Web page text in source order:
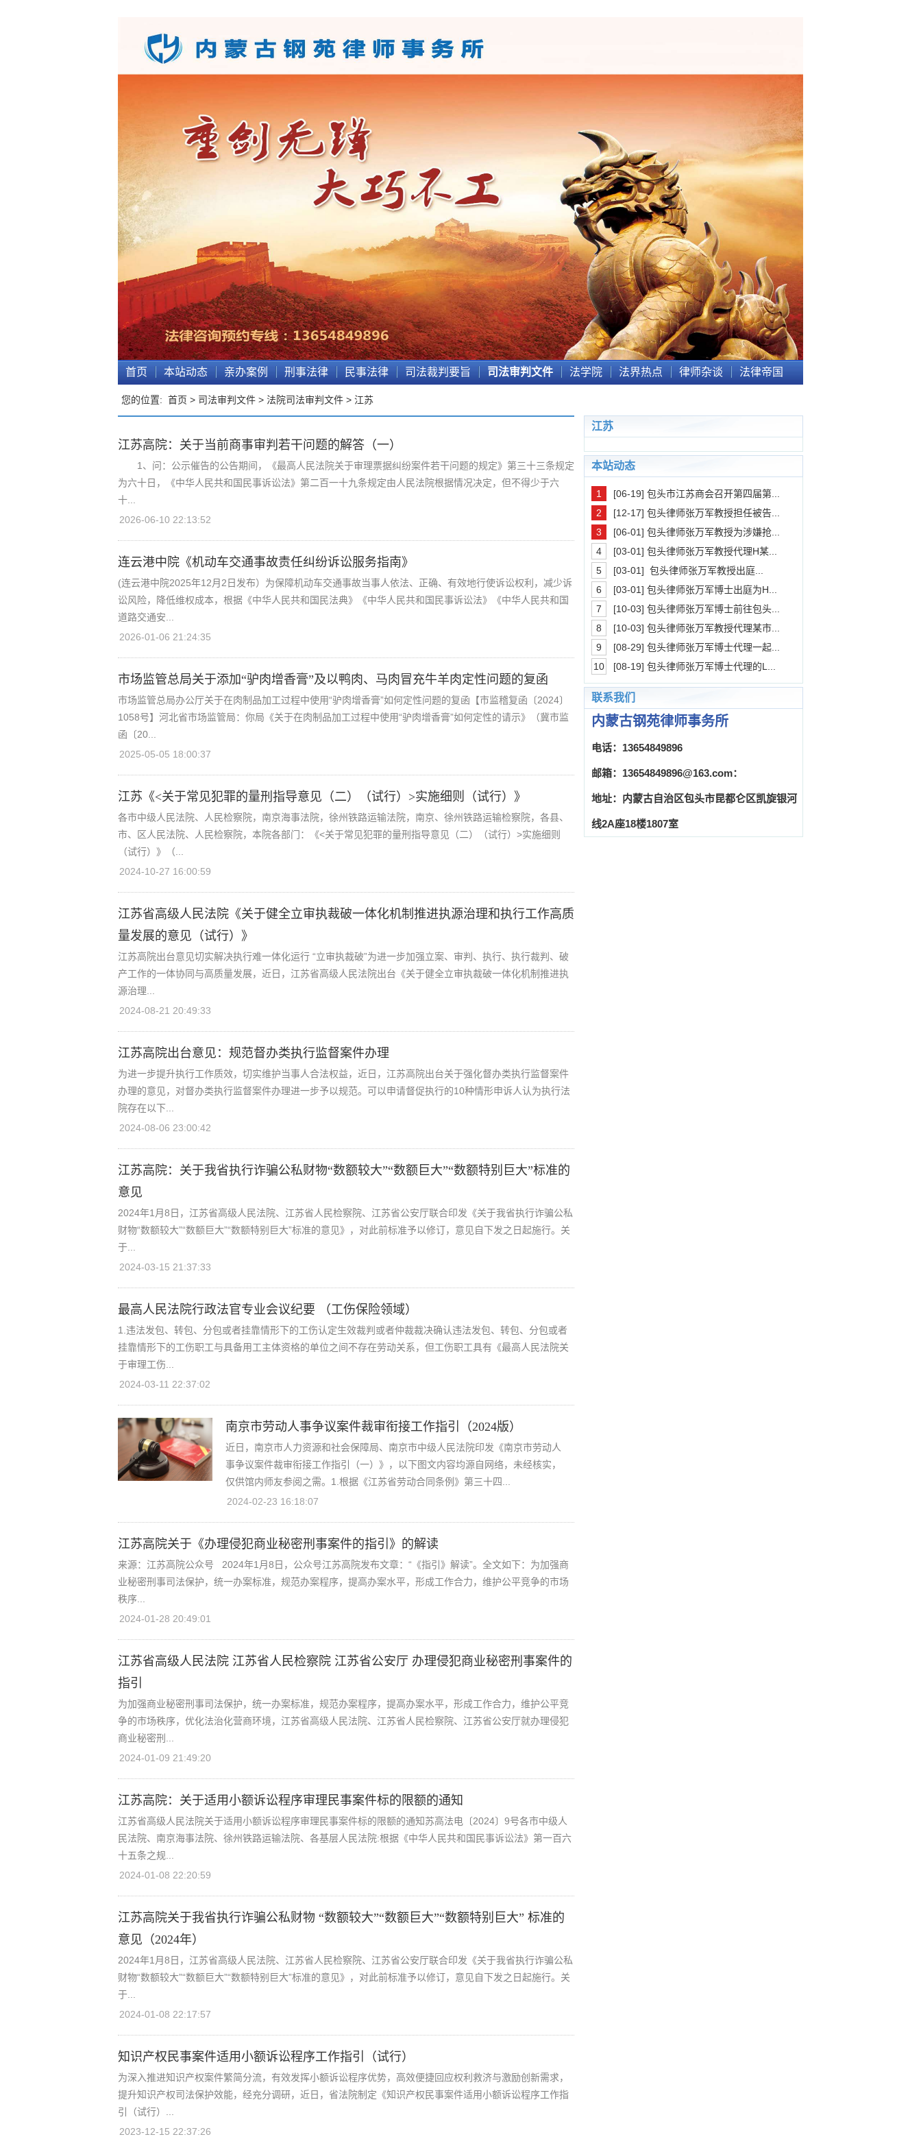
首页 本站动态 亲办案例 刑事法律 民事法律 司法裁判要旨 司法审判文件 法学院 法界热点 律师杂谈 法律帝国
您的位置: 首页 > 司法审判文件 > 法院司法审判文件 > 江苏
江苏高院：关于当前商事审判若干问题的解答（一）
1、问：公示催告的公告期间，《最高人民法院关于审理票据纠纷案件若干问题的规定》第三十三条规定
为六十日，《中华人民共和国民事诉讼法》第二百一十九条规定由人民法院根据情况决定，但不得少于六
十...
2026-06-10 22:13:52
连云港中院《机动车交通事故责任纠纷诉讼服务指南》
(连云港中院2025年12月2日发布）为保障机动车交通事故当事人依法、正确、有效地行使诉讼权利，减少诉
讼风险，降低维权成本，根据《中华人民共和国民法典》《中华人民共和国民事诉讼法》《中华人民共和国
道路交通安...
2026-01-06 21:24:35
市场监管总局关于添加“驴肉增香膏”及以鸭肉、马肉冒充牛羊肉定性问题的复函
市场监管总局办公厅关于在肉制品加工过程中使用“驴肉增香膏”如何定性问题的复函【市监稽复函〔2024〕
1058号】河北省市场监管局：你局《关于在肉制品加工过程中使用“驴肉增香膏”如何定性的请示》（冀市监
函〔20...
2025-05-05 18:00:37
江苏《<关于常见犯罪的量刑指导意见（二）（试行）>实施细则（试行）》
各市中级人民法院、人民检察院，南京海事法院，徐州铁路运输法院，南京、徐州铁路运输检察院，各县、
市、区人民法院、人民检察院，本院各部门：《<关于常见犯罪的量刑指导意见（二）（试行）>实施细则
（试行）》（...
2024-10-27 16:00:59
江苏省高级人民法院《关于健全立审执裁破一体化机制推进执源治理和执行工作高质
量发展的意见（试行）》
江苏高院出台意见切实解决执行难一体化运行 “立审执裁破”为进一步加强立案、审判、执行、执行裁判、破
产工作的一体协同与高质量发展，近日，江苏省高级人民法院出台《关于健全立审执裁破一体化机制推进执
源治理...
2024-08-21 20:49:33
江苏高院出台意见：规范督办类执行监督案件办理
为进一步提升执行工作质效，切实维护当事人合法权益，近日，江苏高院出台关于强化督办类执行监督案件
办理的意见，对督办类执行监督案件办理进一步予以规范。可以申请督促执行的10种情形申诉人认为执行法
院存在以下...
2024-08-06 23:00:42
江苏高院：关于我省执行诈骗公私财物“数额较大”“数额巨大”“数额特别巨大”​标准的
意见
2024年1月8日，江苏省高级人民法院、江苏省人民检察院、江苏省公安厅联合印发《关于我省执行诈骗公私
财物“数额较大”“数额巨大”“数额特别巨大”标准的意见》，对此前标准予以修订，意见自下发之日起施行。关
于...
2024-03-15 21:37:33
最高人民法院行政法官专业会议纪要 （工伤保险领域）
1.违法发包、转包、分包或者挂靠情形下的工伤认定生效裁判或者仲裁裁决确认违法发包、转包、分包或者
挂靠情形下的工伤职工与具备用工主体资格的单位之间不存在劳动关系，但工伤职工具有《最高人民法院关
于审理工伤...
2024-03-11 22:37:02
南京市劳动人事争议案件裁审衔接工作指引（2024版）
近日，南京市人力资源和社会保障局、南京市中级人民法院印发《南京市劳动人
事争议案件裁审衔接工作指引（一）》，以下图文内容均源自网络，未经核实，
仅供馆内师友参阅之需。1.根据《江苏省劳动合同条例》第三十四...
2024-02-23 16:18:07
江苏高院关于《办理侵犯商业秘密刑事案件的指引》的解读
来源：江苏高院公众号 2024年1月8日，公众号江苏高院发布文章：“《指引》解读”。全文如下：为加强商
业秘密刑事司法保护，统一办案标准，规范办案程序，提高办案水平，形成工作合力，维护公平竞争的市场
秩序...
2024-01-28 20:49:01
江苏省高级人民法院 江苏省人民检察院 江苏省公安厅 办理侵犯商业秘密刑事案件的
指引
为加强商业秘密刑事司法保护，统一办案标准，规范办案程序，提高办案水平，形成工作合力，维护公平竞
争的市场秩序，优化法治化营商环境，江苏省高级人民法院、江苏省人民检察院、江苏省公安厅就办理侵犯
商业秘密刑...
2024-01-09 21:49:20
江苏高院：关于适用小额诉讼程序审理民事案件标的限额的通知
江苏省高级人民法院关于适用小额诉讼程序审理民事案件标的限额的通知苏高法电〔2024〕9号各市中级人
民法院、南京海事法院、徐州铁路运输法院、各基层人民法院:根据《中华人民共和国民事诉讼法》第一百六
十五条之规...
2024-01-08 22:20:59
江苏高院关于我省执行诈骗公私财物 “数额较大”“数额巨大”“数额特别巨大” 标准的
意见（2024年）
2024年1月8日，江苏省高级人民法院、江苏省人民检察院、江苏省公安厅联合印发《关于我省执行诈骗公私
财物“数额较大”“数额巨大”“数额特别巨大”标准的意见》，对此前标准予以修订，意见自下发之日起施行。关
于...
2024-01-08 22:17:57
知识产权民事案件适用小额诉讼程序工作指引（试行）
为深入推进知识产权案件繁简分流，有效发挥小额诉讼程序优势，高效便捷回应权利救济与激励创新需求，
提升知识产权司法保护效能，经充分调研，近日，省法院制定《知识产权民事案件适用小额诉讼程序工作指
引（试行）...
2023-12-15 22:37:26
江苏
本站动态
1
[06-19] 包头市江苏商会召开第四届第...
2
[12-17] 包头律师张万军教授担任被告...
3
[06-01] 包头律师张万军教授为涉嫌抢...
4
[03-01] 包头律师张万军教授代理H某...
5
[03-01] 包头律师张万军教授出庭...
6
[03-01] 包头律师张万军博士出庭为H...
7
[10-03] 包头律师张万军博士前往包头...
8
[10-03] 包头律师张万军教授代理某市...
9
[08-29] 包头律师张万军博士代理一起...
10
[08-19] 包头律师张万军博士代理的L...
联系我们
内蒙古钢苑律师事务所
电话：13654849896
邮箱：13654849896@163.com：
地址：内蒙古自治区包头市昆都仑区凯旋银河
线2A座18楼1807室